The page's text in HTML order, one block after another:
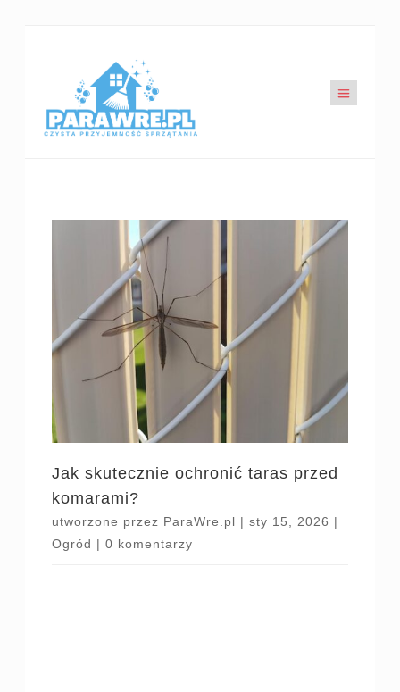
Jak skutecznie ochronić taras przed
komarami?
utworzone przez ParaWre.pl | sty 15, 2026 |
Ogród | 0 komentarzy